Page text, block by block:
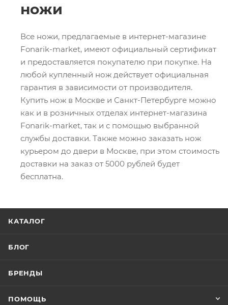
ножи
Все ножи, предлагаемые в интернет-магазине
Fonarik-market, имеют официальный сертификат
и предоставляется покупателю при покупке. На
любой купленный нож действует официальная
гарантия в зависимости от производителя.
Купить нож в Москве и Санкт-Петербурге можно
как и в розничных отделах интернет-магазина
Fonarik-market, так и с помощью выбранной
службы доставки. Также можно заказать нож
курьером до двери в Москве, при этом стоимость
доставки на заказ от 5000 рублей будет
бесплатна.
КАТАЛОГ
БЛОГ
БРЕНДЫ
ПОМОЩЬ